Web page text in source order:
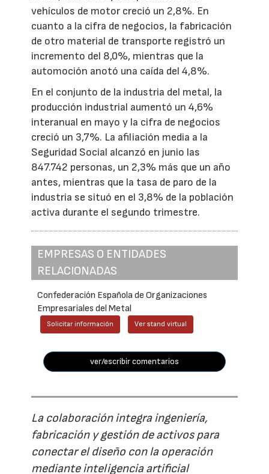
vehículos de motor creció un 2,8%. En
cuanto a la cifra de negocios, la fabricación
de otro material de transporte registró un
incremento del 8,0%, mientras que la
automoción anotó una caída del 4,8%.
En el conjunto de la industria del metal, la
producción industrial aumentó un 4,6%
interanual en mayo y la cifra de negocios
creció un 3,7%. La afiliación media a la
Seguridad Social alcanzó en junio las
847.742 personas, un 2,3% más que un año
antes, mientras que la tasa de paro de la
industria se situó en el 3,8% de la población
activa durante el segundo trimestre.
EMPRESAS O ENTIDADES
RELACIONADAS
Confederación Española de Organizaciones
Empresariales del Metal
Solicitar información Ver stand virtual
ver/escribir comentarios
La colaboración integra ingeniería,
fabricación y gestión de activos para
conectar el diseño con la operación
mediante inteligencia artificial